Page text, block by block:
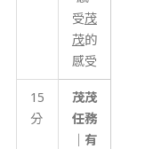
受茂
茂的
感受
15
分
茂茂
任務
｜有